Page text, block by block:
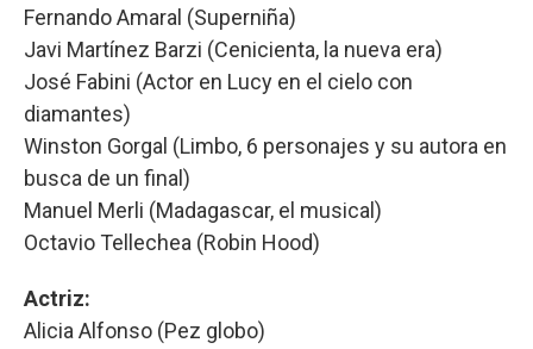
Fernando Amaral (Superniña)
Javi Martínez Barzi (Cenicienta, la nueva era)
José Fabini (Actor en Lucy en el cielo con
diamantes)
Winston Gorgal (Limbo, 6 personajes y su autora en
busca de un final)
Manuel Merli (Madagascar, el musical)
Octavio Tellechea (Robin Hood)
Actriz:
Alicia Alfonso (Pez globo)